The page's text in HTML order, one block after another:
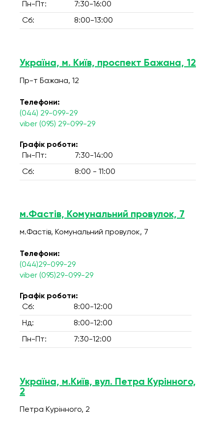
Пн-Пт:
7:30-16:00
Сб: 8:00-13:00
Україна, м. Київ, проспект Бажана, 12
Пр-т Бажана, 12
Телефони:
(044) 29-099-29
viber (095) 29-099-29
Графік роботи:
Пн-Пт:
7:30-14:00
Сб: 8:00 - 11:00
м.Фастів, Комунальний провулок, 7
м.Фастів, Комунальний провулок, 7
Телефони:
(044)29-099-29
viber (095)29-099-29
Графік роботи:
Сб:
8:00-12:00
Нд: 8:00-12:00
Пн-Пт: 7:30-12:00
Україна, м.Київ, вул. Петра Курінного,
2
Петра Курінного, 2